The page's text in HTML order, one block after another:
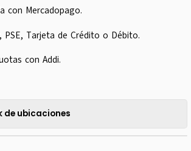
con Mercadopago.
Tarjeta de Crédito o Débito.
con Addi.
de ubicaciones